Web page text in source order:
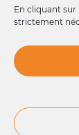
En cliquant
strictement